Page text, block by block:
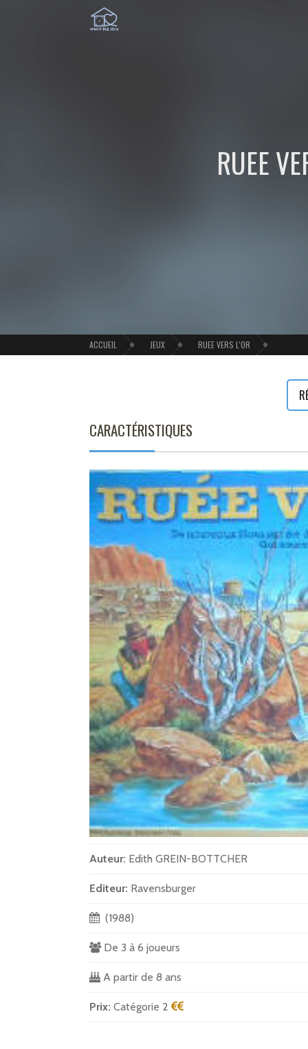
RUEE
ACCUEIL JEUX RUEE VERS L'OR
CARACTÉRISTIQUES
Auteur: Edith GREIN-BOTTCHER
Editeur: Ravensburger
(1988)
De 3 à 6 joueurs
A partir de 8 ans
Prix: Catégorie 2